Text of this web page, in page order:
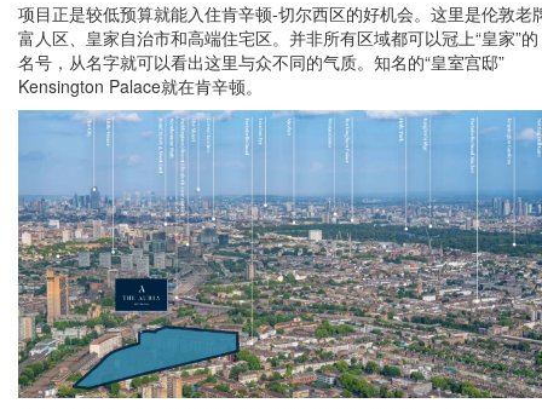
项目正是较低预算就能入住肯辛顿-切尔西区的好机会。这里是伦敦老
富人区、皇家自治市和高端住宅区。并非所有区域都可以冠上“皇家”的
名号，从名字就可以看出这里与众不同的气质。知名的“皇室宫邸”
Kensington Palace就在肯辛顿。